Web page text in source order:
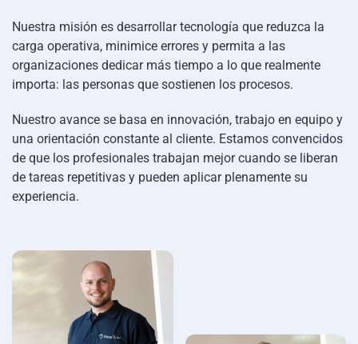
Nuestra misión es desarrollar tecnología que reduzca la
carga operativa, minimice errores y permita a las
organizaciones dedicar más tiempo a lo que realmente
importa: las personas que sostienen los procesos.
Nuestro avance se basa en innovación, trabajo en equipo y
una orientación constante al cliente. Estamos convencidos
de que los profesionales trabajan mejor cuando se liberan
de tareas repetitivas y pueden aplicar plenamente su
experiencia.